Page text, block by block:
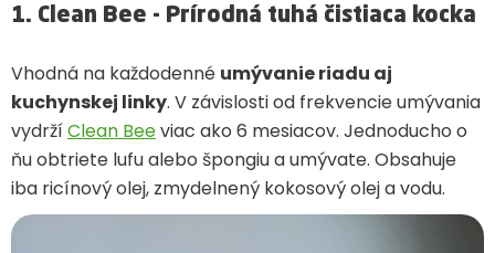
1. Clean Bee - Prírodná tuhá čistiaca kocka
Vhodná na každodenné umývanie riadu aj
kuchynskej linky. V závislosti od frekvencie umývania
vydržíClean Beeviac ako 6 mesiacov. Jednoducho o
ňu obtriete lufu alebo špongiu a umývate. Obsahuje
iba ricínový olej, zmydelnený kokosový olej a vodu.